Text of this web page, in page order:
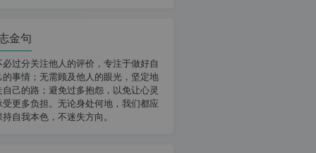
金句
必过分关注他人的评价，专注于做好自
的事情；无需顾及他人的眼光，坚定地
自己的路；避免过多抱怨，以免让心灵
受更多负担。无论身处何地，我们都应
持自我本色，不迷失方向。